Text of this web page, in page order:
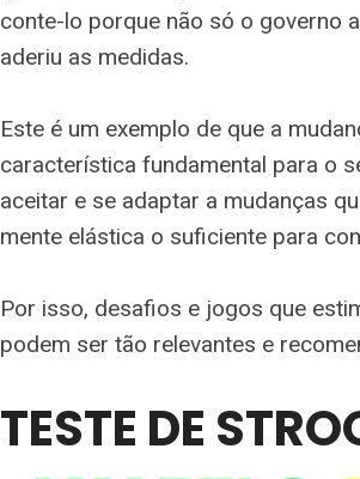
conte-lo porque não só o governo
aderiu as medidas.
Este é um exemplo de que a
característica fundamental para o
aceitar e se adaptar a mudanças
mente elástica o suficiente para
Por isso, desafios e jogos que
podem ser tão relevantes e
TESTE DE